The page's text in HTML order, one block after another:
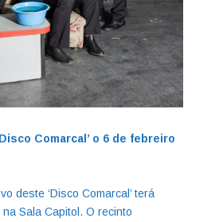
Comarcal’ o 6 de febreiro
deste ‘Disco Comarcal’ terá
Sala Capitol. O recinto